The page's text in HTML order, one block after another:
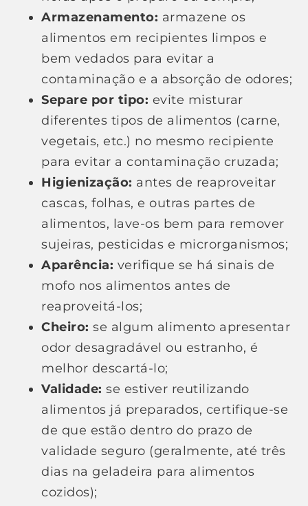
Armazenamento: armazene os
alimentos em recipientes limpos e
bem vedados para evitar a
contaminação e a absorção de odores;
Separe por tipo: evite misturar
diferentes tipos de alimentos (carne,
vegetais, etc.) no mesmo recipiente
para evitar a contaminação cruzada;
Higienização: antes de reaproveitar
cascas, folhas, e outras partes de
alimentos, lave-os bem para remover
sujeiras, pesticidas e microrganismos;
Aparência: verifique se há sinais de
mofo nos alimentos antes de
reaproveitá-los;
Cheiro: se algum alimento apresentar
odor desagradável ou estranho, é
melhor descartá-lo;
Validade: se estiver reutilizando
alimentos já preparados, certifique-se
de que estão dentro do prazo de
validade seguro (geralmente, até três
dias na geladeira para alimentos
cozidos);